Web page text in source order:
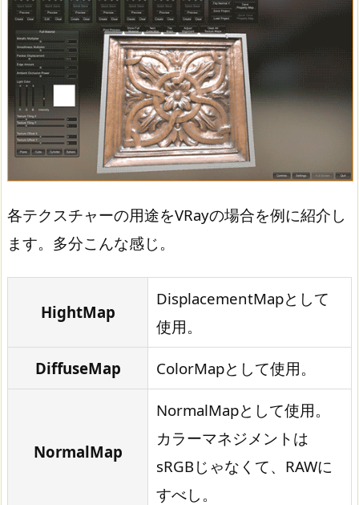
各テクスチャーの用途をVRayの場合を例に紹介し
ます。多分こんな感じ。
HightMap
DisplacementMapとして
使用。
DiffuseMap ColorMapとして使用。
NormalMap
NormalMapとして使用。
カラーマネジメントは
sRGBじゃなくて、RAWに
すべし。